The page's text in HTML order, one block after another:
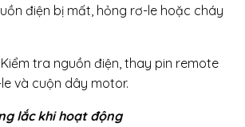
điện bị mất, hỏng rơ-le hoặc cháy
tra nguồn điện, thay pin remote
và cuộn dây motor.
lắc khi hoạt động